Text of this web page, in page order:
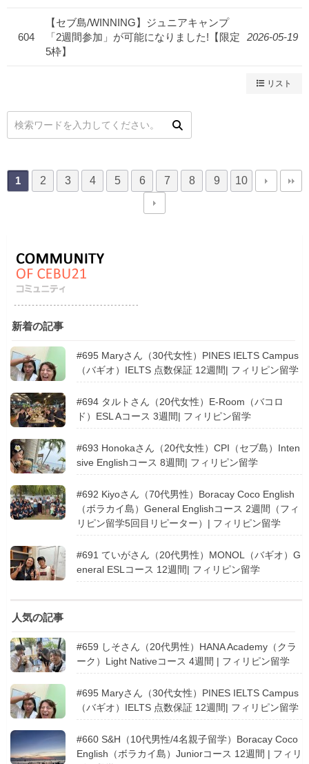
604
【セブ島/WINNING】ジュニアキャンプ
「2週間参加」が可能になりました!【限定
5枠】
2026-05-19
リスト
1 2 3 4 5 6 7 8 9 10
新着の記事
#695 Maryさん（30代女性）PINES IELTS Campus
（バギオ）IELTS 点数保証 12週間| フィリピン留学
#694 タルトさん（20代女性）E-Room（バコロ
ド）ESL Aコース 3週間| フィリピン留学
#693 Honokaさん（20代女性）CPI（セブ島）Inten
sive Englishコース 8週間| フィリピン留学
#692 Kiyoさん（70代男性）Boracay Coco English
（ボラカイ島）General Englishコース 2週間（フィ
リピン留学5回目リピーター）| フィリピン留学
#691 ていがさん（20代男性）MONOL（バギオ）G
eneral ESLコース 12週間| フィリピン留学
人気の記事
#659 しそさん（20代男性）HANA Academy（クラ
ーク）Light Nativeコース 4週間 | フィリピン留学
#695 Maryさん（30代女性）PINES IELTS Campus
（バギオ）IELTS 点数保証 12週間| フィリピン留学
#660 S&H（10代男性/4名親子留学）Boracay Coco
English（ボラカイ島）Juniorコース 12週間 | フィリ